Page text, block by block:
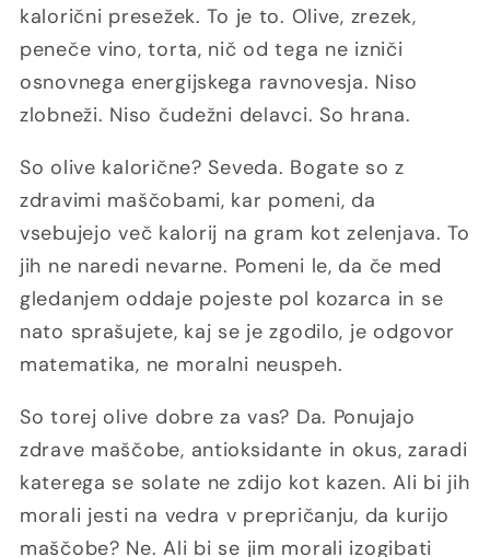
kalorični presežek. To je to. Olive, zrezek,
peneče vino, torta, nič od tega ne izniči
osnovnega energijskega ravnovesja. Niso
zlobneži. Niso čudežni delavci. So hrana.
So olive kalorične? Seveda. Bogate so z
zdravimi maščobami, kar pomeni, da
vsebujejo več kalorij na gram kot zelenjava. To
jih ne naredi nevarne. Pomeni le, da če med
gledanjem oddaje pojeste pol kozarca in se
nato sprašujete, kaj se je zgodilo, je odgovor
matematika, ne moralni neuspeh.
So torej olive dobre za vas? Da. Ponujajo
zdrave maščobe, antioksidante in okus, zaradi
katerega se solate ne zdijo kot kazen. Ali bi jih
morali jesti na vedra v prepričanju, da kurijo
maščobe? Ne. Ali bi se jim morali izogibati